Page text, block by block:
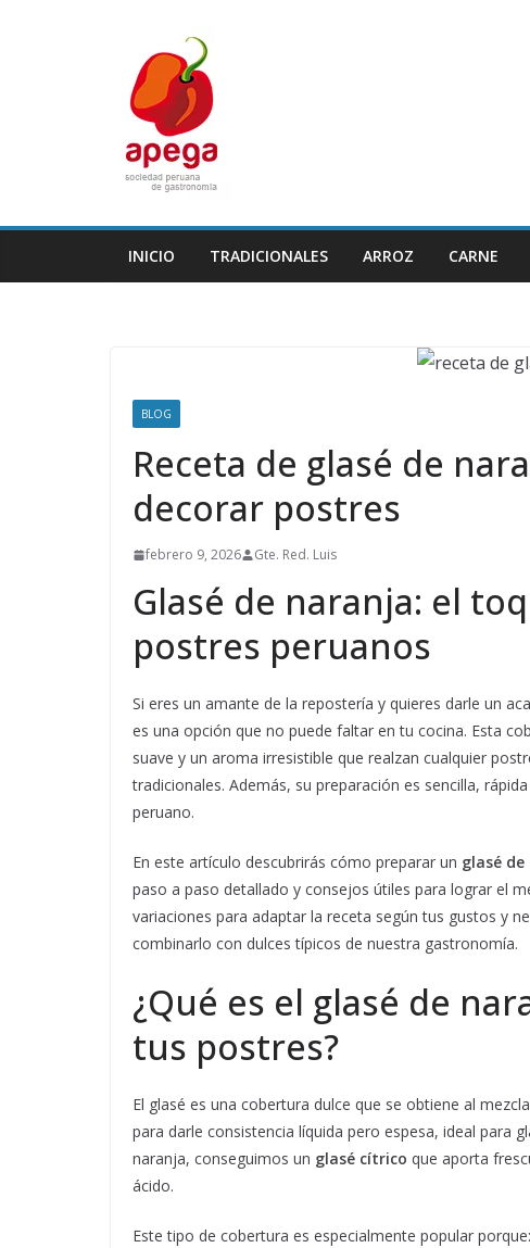
INICIO TRADICIONALES ARROZ CARNE
BLOG
Receta de glasé de
decorar postres
febrero 9, 2026 Gte. Red. Luis
Glasé de naranja: el
postres peruanos
Si eres un amante de la repostería y quieres darle un
es una opción que no puede faltar en tu cocina. Esta
suave y un aroma irresistible que realzan cualquier
tradicionales. Además, su preparación es sencilla,
peruano.
En este artículo descubrirás cómo preparar un glasé
paso a paso detallado y consejos útiles para lograr el
variaciones para adaptar la receta según tus gustos y
combinarlo con dulces típicos de nuestra gastronomía.
¿Qué es el glasé de
tus postres?
El glasé es una cobertura dulce que se obtiene al
para darle consistencia líquida pero espesa, ideal para
naranja, conseguimos un glasé cítrico que aporta
ácido.
Este tipo de cobertura es especialmente popular porque: